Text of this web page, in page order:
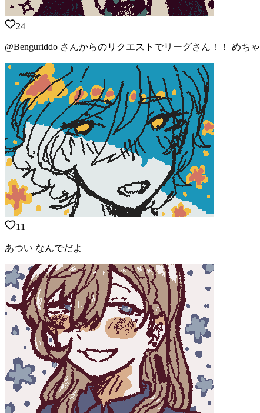
24
@Benguriddo さんからのリクエストでリーグさん！！ めち
11
あつい なんでだよ